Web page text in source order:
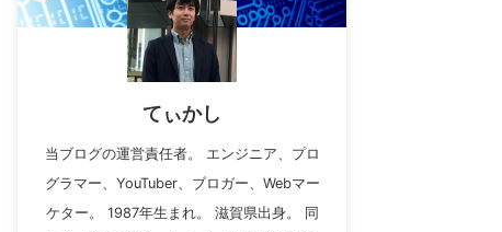
てぃかし
当ブログの運営責任者。 エンジニア、プロ
グラマー、YouTuber、ブロガー、Webマー
ケター。 1987年生まれ。 滋賀県出身。 同